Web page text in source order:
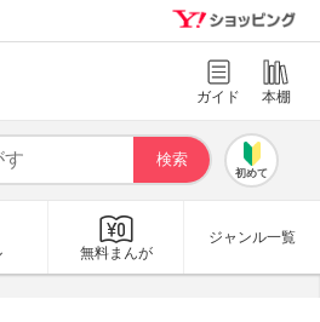
ガイド 本棚
初めて
無料まんが
ジャンル一覧